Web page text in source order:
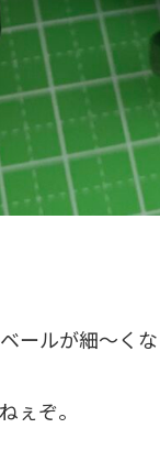
ルが細〜くな
ぇぞ。